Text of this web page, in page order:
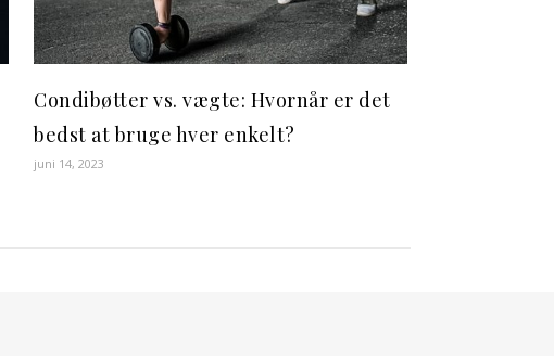
Condibøtter vs. vægte: Hvornår er det
bedst at bruge hver enkelt?
juni 14, 2023